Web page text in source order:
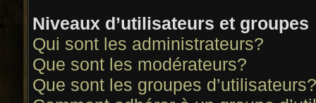
Niveaux d’utilisateurs et groupes
Qui sont les administrateurs?
Que sont les modérateurs?
Que sont les groupes d’utilisateurs?